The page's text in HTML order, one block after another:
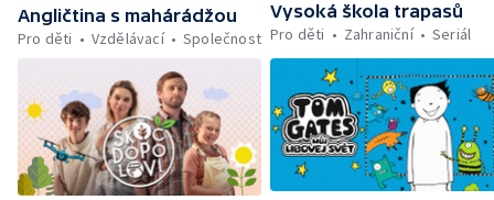
Angličtina s mahárádžou
Pro děti
Vzdělávací Společnost
Vysoká škola trapasů
Pro děti
Zahraniční Seriál